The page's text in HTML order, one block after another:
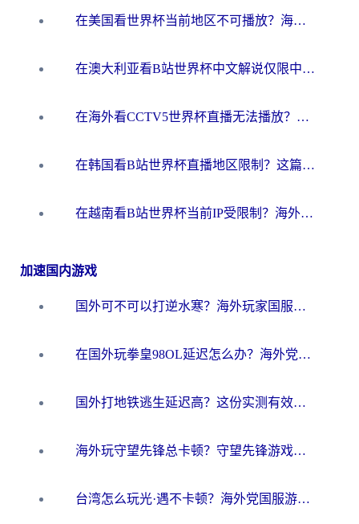
在美国看世界杯当前地区不可播放？海外党体育观赛终极指南来了！
在澳大利亚看B站世界杯中文解说仅限中国大陆？这篇指南帮你打破限制看遍赛事
在海外看CCTV5世界杯直播无法播放？这篇指南让你和国内球迷同步呐喊
在韩国看B站世界杯直播地区限制？这篇指南让你告别“当前地区不可播放”
在越南看B站世界杯当前IP受限制？海外党体育观赛终极指南来了
加速国内游戏
国外可不可以打逆水寒？海外玩家国服畅玩终极指南（附漫威荒野乱斗加速方案）
在国外玩拳皇98OL延迟怎么办？海外党亲测有效的低延迟指南
国外打地铁逃生延迟高？这份实测有效的低延迟指南帮你吃鸡
海外玩守望先锋总卡顿？守望先锋游戏加速器在哪里买&避坑指南（附欧洲非洲游戏实测）
台湾怎么玩光·遇不卡顿？海外党国服游戏加速终极攻略（附实测体验）